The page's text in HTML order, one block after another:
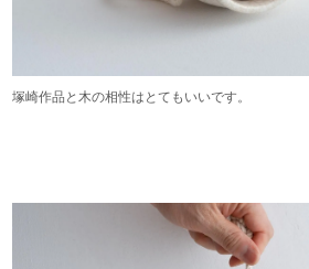
塚崎作品と木の相性はとてもいいです。